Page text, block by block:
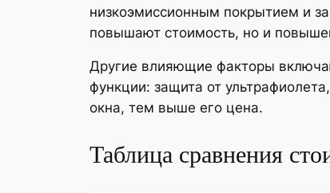
низкоэмиссионным покрытием и
повышают стоимость, но и
Другие влияющие факторы
функции: защита от
окна, тем выше его цена.
Таблица сравнения